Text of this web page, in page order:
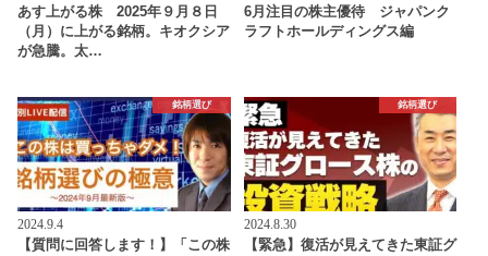
あす上がる株 2025年９月８日
（月）に上がる銘柄。キオクシア
が急騰。太…
6月注目の株主優待 ジャパンク
ラフトホールディングス編
銘柄選び
2024.9.4
【質問に回答します！】「この株
銘柄選び
2024.8.30
【緊急】復活が見えてきた東証グ